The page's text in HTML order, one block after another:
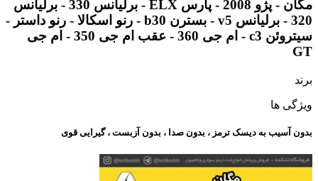
مگان - پژو 2008 - پارس ELX - برلیانس 330 - برلیانس
320 - برلیانس v5 - بسترن b30 - رنو اسکالا - رنو داستر -
سیتروئن c3 - ام جی 360 - عقب ام جی 350 - ام جی
GT
برند
ویژگی ها
بدون آسیب به دیسک ترمز ، بدون صدا ، بدون آزبست ، گیرایی قوی​